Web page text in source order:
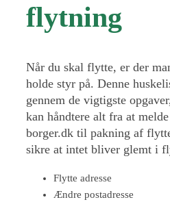
flytning
Når du skal flytte, er der
holde styr på. Denne
gennem de vigtigste
kan håndtere alt fra at
borger.dk til pakning af
sikre at intet bliver glemt i
Flytte adresse
Ændre postadresse